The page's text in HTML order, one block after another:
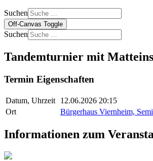
Suchen
Off-Canvas Toggle
Suchen
Tandemturnier mit
Termin Eigenschaften
Datum, Uhrzeit
12.06.2026 20:15
Ort
Bürgerhaus Viernheim,
Informationen zum